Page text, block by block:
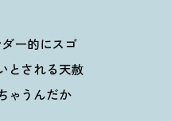
ー的にスゴ
とされる天赦
ゃうんだか